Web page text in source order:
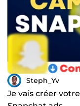
Steph_Yv
Je vais créer